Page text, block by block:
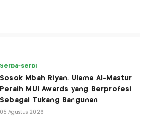
Serba-serbi
Sosok Mbah Riyan, Ulama Al-Mastur
Peraih MUI Awards yang Berprofesi
Sebagai Tukang Bangunan
05 Agustus 2026